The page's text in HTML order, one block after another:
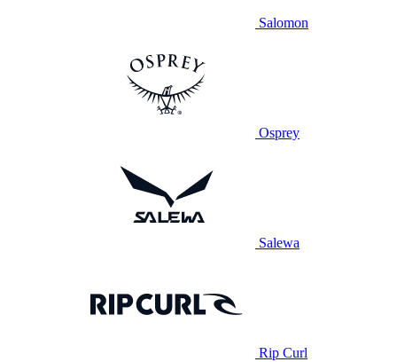
Salomon
Osprey
Salewa
Rip Curl